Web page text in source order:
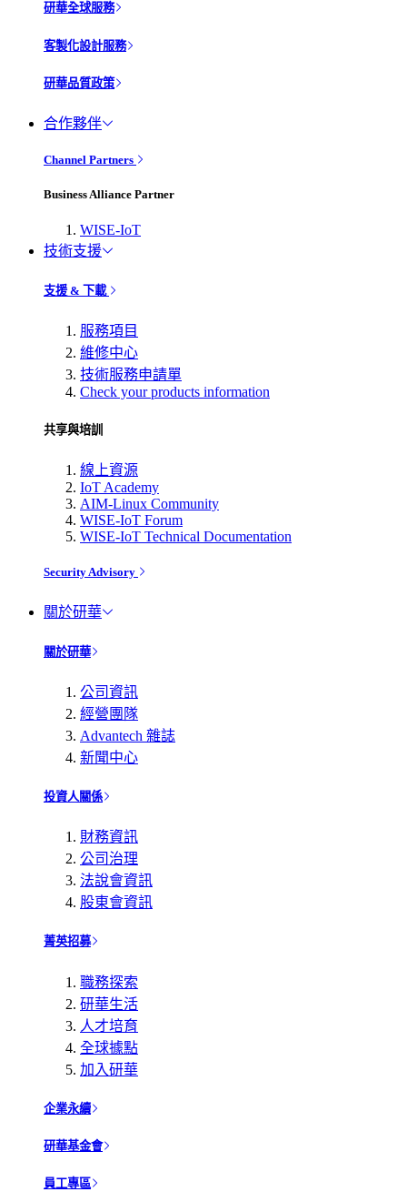
研華全球服務
客製化設計服務
研華品質政策
合作夥伴
Channel Partners
Business Alliance Partner
WISE-IoT
技術支援
支援 & 下載
服務項目
維修中心
技術服務申請單
Check your products information
共享與培訓
線上資源
IoT Academy
AIM-Linux Community
WISE-IoT Forum
WISE-IoT Technical Documentation
Security Advisory
關於研華
關於研華
公司資訊
經營團隊
Advantech 雜誌
新聞中心
投資人關係
財務資訊
公司治理
法說會資訊
股東會資訊
菁英招募
職務探索
研華生活
人才培育
全球據點
加入研華
企業永續
研華基金會
員工專區